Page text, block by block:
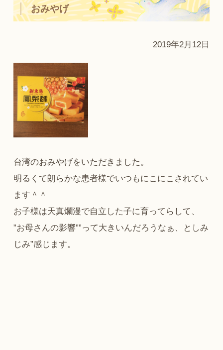
おみやげ
2019年2月12日
台湾のおみやげをいただきました。
明るくて朗らかな患者様でいつもにこにこされてい
ます＾＾
お子様は天真爛漫で自立した子に育ってらして、
”お母さんの影響””って大きいんだろうなぁ、としみ
じみ”感じます。